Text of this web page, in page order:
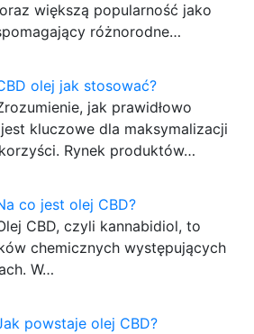
większą popularność jako
różnorodne…
olej jak stosować?
jak prawidłowo
kluczowe dla maksymalizacji
Rynek produktów…
co jest olej CBD?
CBD, czyli kannabidiol, to
chemicznych występujących
W…
powstaje olej CBD?